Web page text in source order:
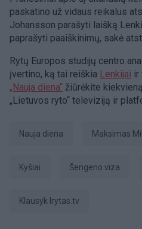
paskatino už vidaus reikalus
Johansson parašyti laišką
paprašyti paaiškinimų, sakė
Rytų Europos studijų centro
įvertino, ką tai reiškia Lenkijai ir
„Nauja diena“ žiūrėkite
„Lietuvos ryto“ televiziją ir
Nauja diena Maksimas
kyšiai Šengeno viza
Klausyk lrytas.tv